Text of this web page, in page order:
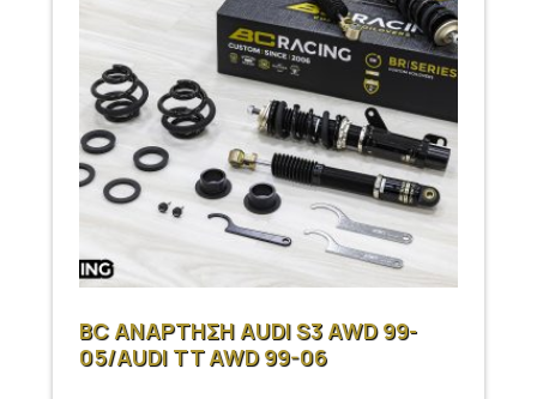
BC ΑΝΑΡΤΗΣΗ AUDI S3 AWD 99-
05/AUDI TT AWD 99-06